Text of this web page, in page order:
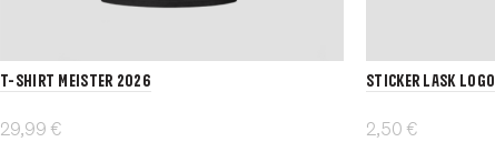
T-Shirt MEISTER 2026
29,99 €
Sticker LASK Logo
2,50 €